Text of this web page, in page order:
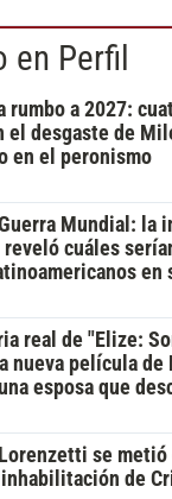
en Perfil
rumbo a 2027:
el desgaste de
en el peronismo
Mundial: la
cuáles
en
real de "Elize:
nueva película de
esposa que
se metió
de